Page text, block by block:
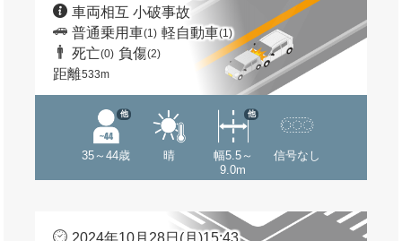
車両相互 小破事故
普通乗用車(1) 軽自動車(1)
死亡(0) 負傷(2)
距離533m
35～44歳
他
晴
幅5.5～
9.0m
他
信号なし
2024年10月28日(月)15:43